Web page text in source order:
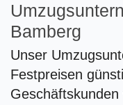
Bamberg
Unser
Festpreisen